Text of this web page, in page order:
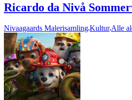
Ricardo da Nivå
Nivaagaards MalerisamlingKultur Alle